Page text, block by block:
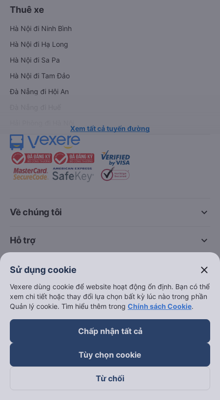
Thuê xe
Hà Nội đi Ninh Bình
Hà Nội đi Hạ Long
Hà Nội đi Sa Pa
Hà Nội đi Tam Đảo
Đà Nẵng đi Hội An
Xem tất cả tuyến đường
keyboard_arrow_down
Về chúng tôi
keyboard_arrow_down
Hỗ trợ
keyboard_arrow_down
Trở thành đối tác
Đối tác thanh toán
Sử dụng cookie close
Vexere dùng cookie để website hoạt động ổn định. Bạn có thể
xem chi tiết hoặc thay đổi lựa chọn bất kỳ lúc nào trong phần
Quản lý cookie. Tìm hiểu thêm trong Chính sách Cookie.
Chấp nhận tất cả
Tùy chọn cookie
Từ chối